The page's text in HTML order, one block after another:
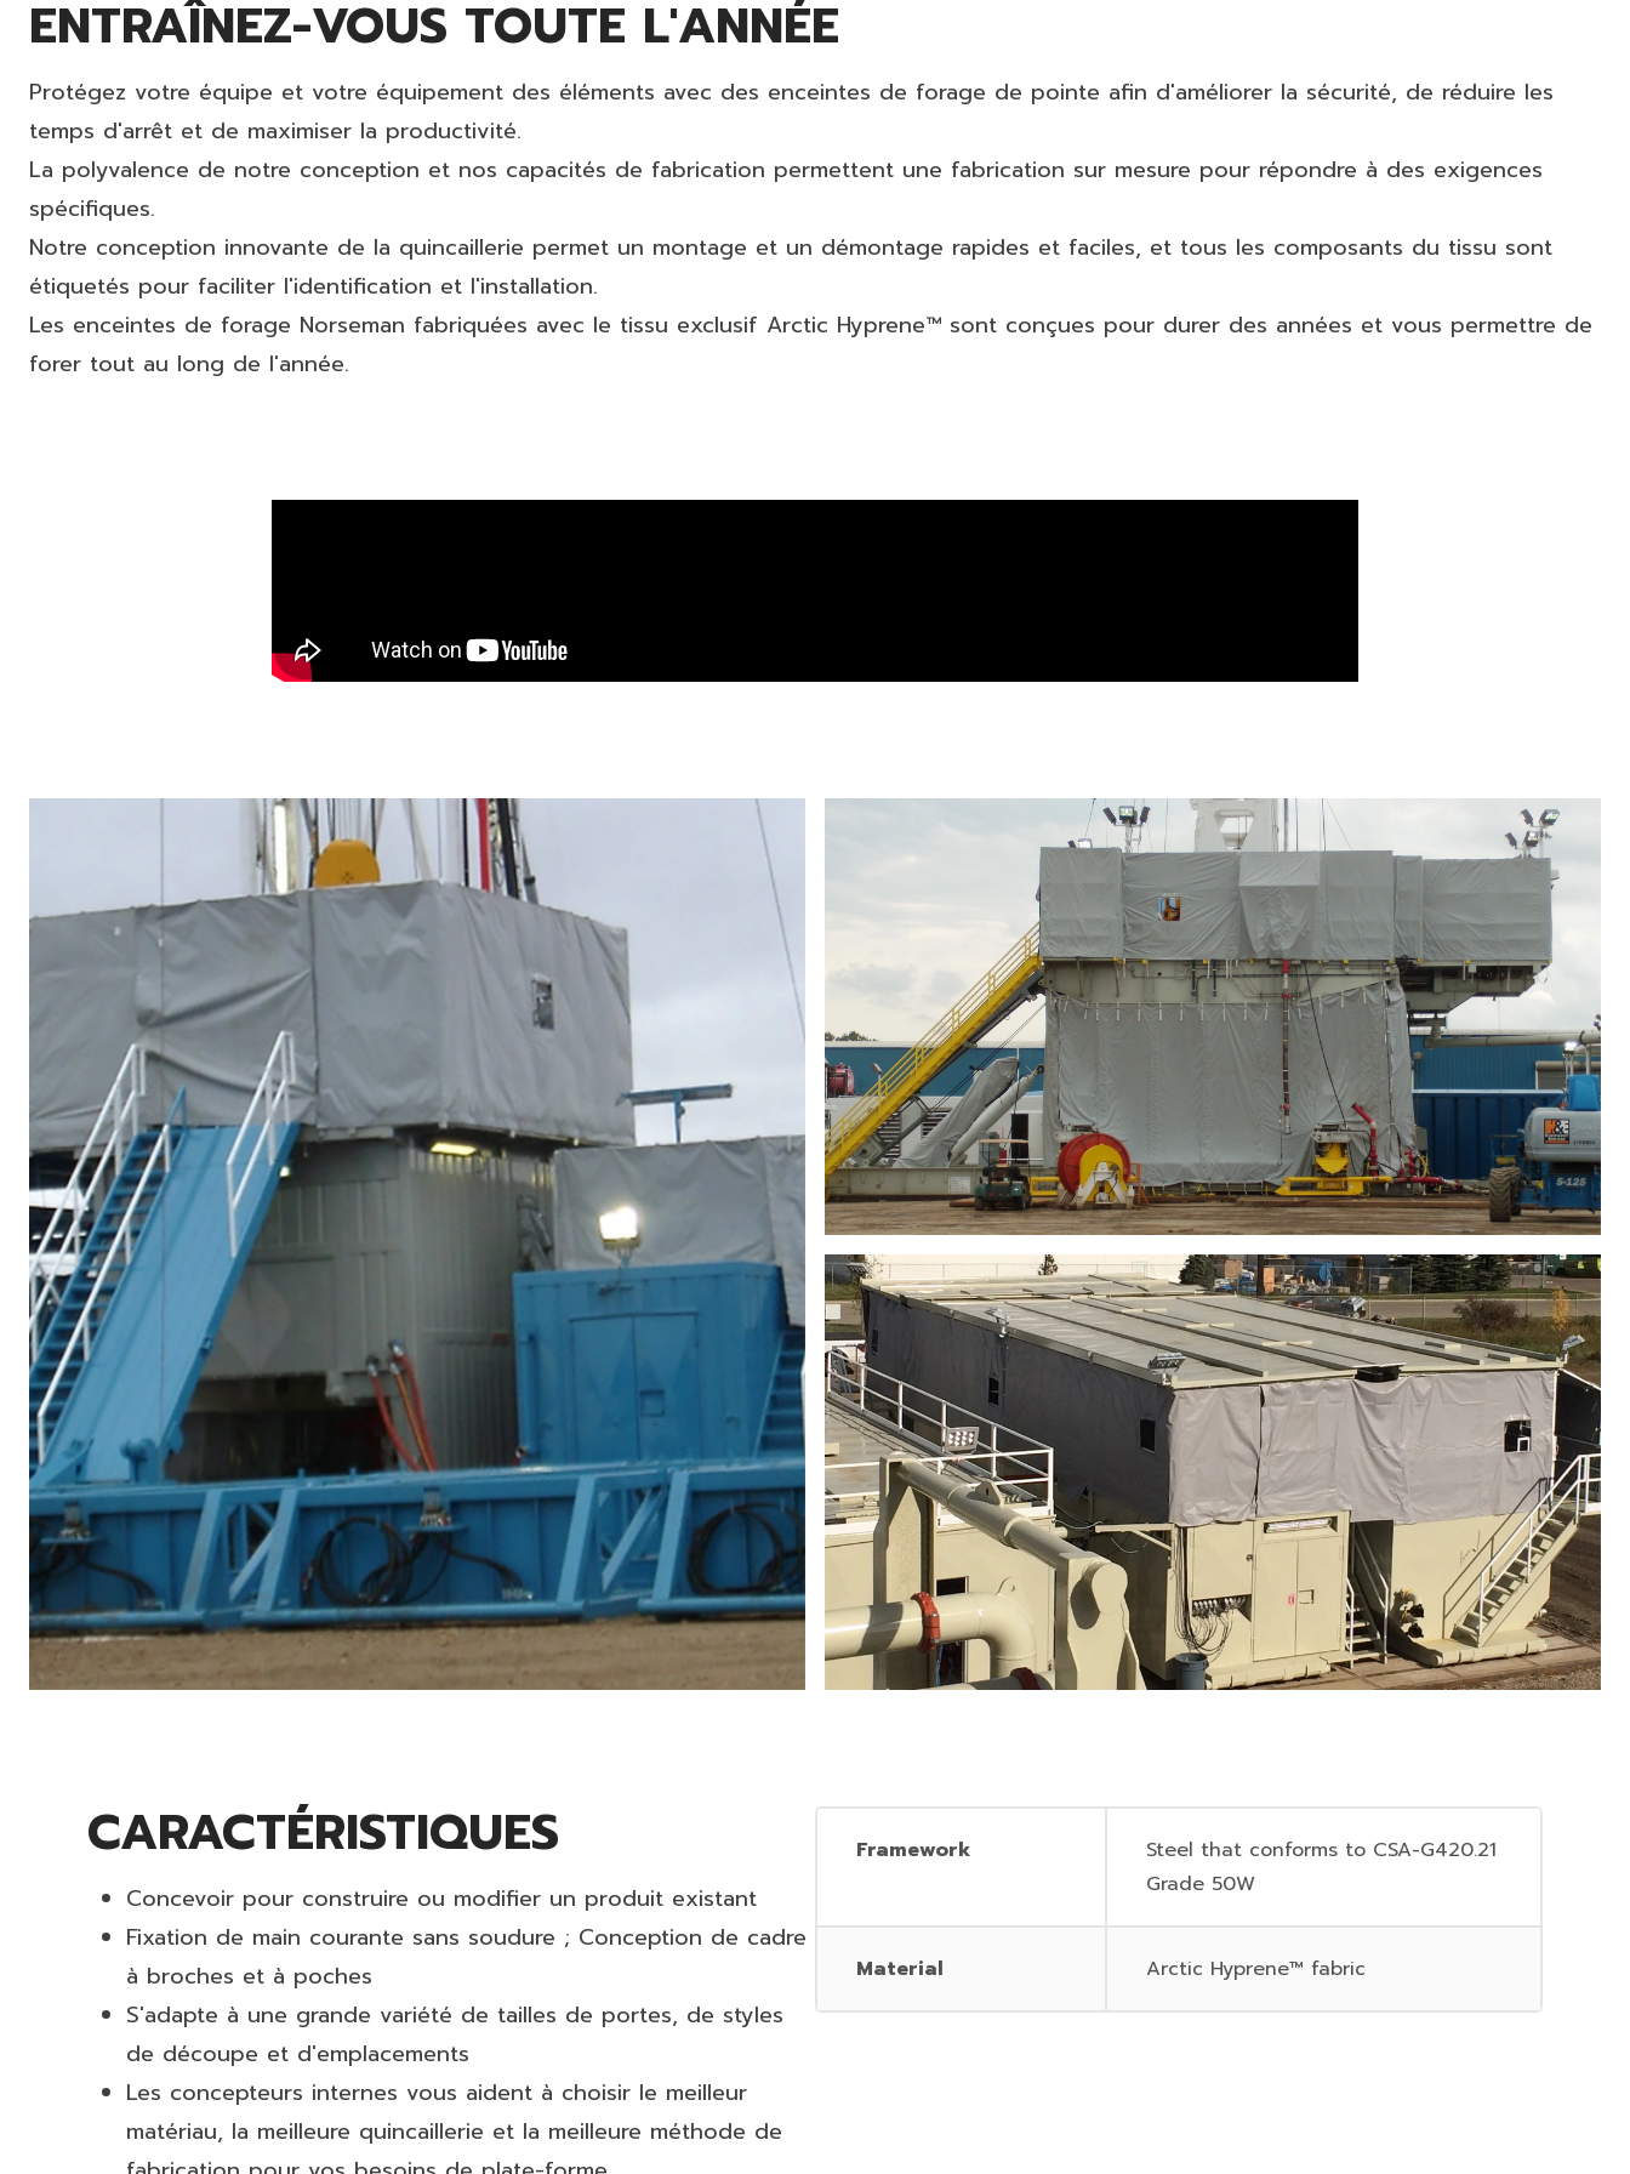
ENTRAÎNEZ-VOUS TOUTE L'ANNÉE
Protégez votre équipe et votre équipement des éléments avec des enceintes de forage de pointe afin d'améliorer la sécurité, de réduire les
temps d'arrêt et de maximiser la productivité.
La polyvalence de notre conception et nos capacités de fabrication permettent une fabrication sur mesure pour répondre à des exigences
spécifiques.
Notre conception innovante de la quincaillerie permet un montage et un démontage rapides et faciles, et tous les composants du tissu sont
étiquetés pour faciliter l'identification et l'installation.
Les enceintes de forage Norseman fabriquées avec le tissu exclusif Arctic Hyprene™ sont conçues pour durer des années et vous permettre de
forer tout au long de l'année.
CARACTÉRISTIQUES
Concevoir pour construire ou modifier un produit existant
Fixation de main courante sans soudure ; Conception de cadre
à broches et à poches
S'adapte à une grande variété de tailles de portes, de styles
de découpe et d'emplacements
Les concepteurs internes vous aident à choisir le meilleur
matériau, la meilleure quincaillerie et la meilleure méthode de
Framework
Steel that conforms to CSA-G420.21
Grade 50W
Material Arctic Hyprene™ fabric